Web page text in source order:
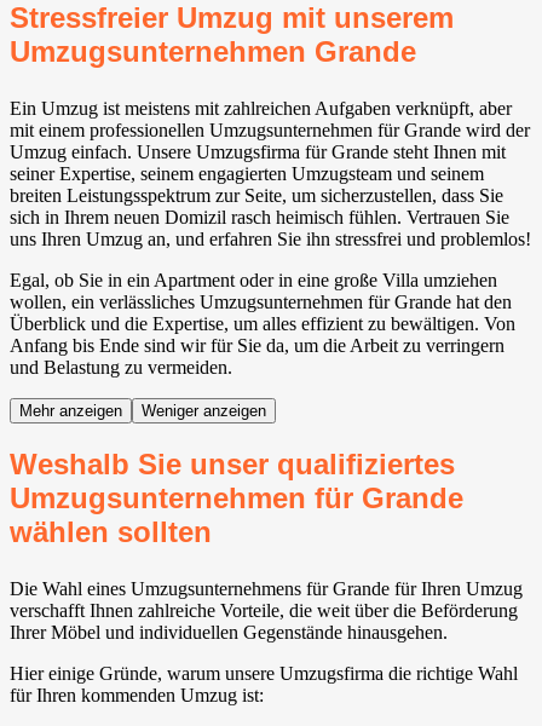
Stressfreier Umzug mit unserem
Umzugsunternehmen Grande
Ein Umzug ist meistens mit zahlreichen Aufgaben verknüpft, aber
mit einem professionellen Umzugsunternehmen für Grande wird der
Umzug einfach. Unsere Umzugsfirma für Grande steht Ihnen mit
seiner Expertise, seinem engagierten Umzugsteam und seinem
breiten Leistungsspektrum zur Seite, um sicherzustellen, dass Sie
sich in Ihrem neuen Domizil rasch heimisch fühlen. Vertrauen Sie
uns Ihren Umzug an, und erfahren Sie ihn stressfrei und problemlos!
Egal, ob Sie in ein Apartment oder in eine große Villa umziehen
wollen, ein verlässliches Umzugsunternehmen für Grande hat den
Überblick und die Expertise, um alles effizient zu bewältigen. Von
Anfang bis Ende sind wir für Sie da, um die Arbeit zu verringern
und Belastung zu vermeiden.
Mehr anzeigen Weniger anzeigen
Weshalb Sie unser qualifiziertes
Umzugsunternehmen für Grande
wählen sollten
Die Wahl eines Umzugsunternehmens für Grande für Ihren Umzug
verschafft Ihnen zahlreiche Vorteile, die weit über die Beförderung
Ihrer Möbel und individuellen Gegenstände hinausgehen.
Hier einige Gründe, warum unsere Umzugsfirma die richtige Wahl
für Ihren kommenden Umzug ist: